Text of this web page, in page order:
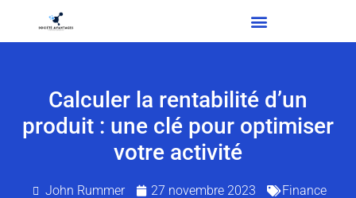
Calculer la rentabilité d’un
produit : une clé pour optimiser
votre activité
John Rummer 27 novembre 2023 Finance